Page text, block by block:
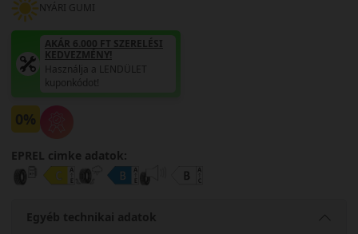
NYÁRI GUMI
AKÁR 6.000 FT SZERELÉSI
KEDVEZMÉNY!
Használja a LENDÜLET
kuponkódot!
0%
EPREL cimke adatok:
Egyéb technikai adatok